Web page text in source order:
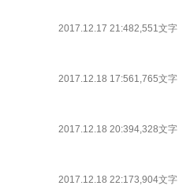
2017.12.17 21:482,551文字
2017.12.18 17:561,765文字
2017.12.18 20:394,328文字
2017.12.18 22:173,904文字